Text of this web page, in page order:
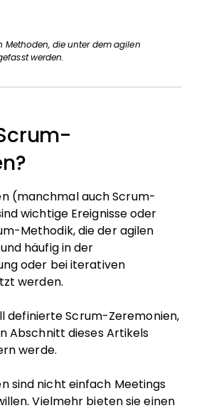
Methoden, die unter dem agilen
werden.
(manchmal auch Scrum-
wichtige Ereignisse oder
Methodik, die der agilen
häufig in der
oder bei iterativen
werden.
definierte Scrum-Zeremonien,
Abschnitt dieses Artikels
werde.
sind nicht einfach Meetings
Vielmehr bieten sie einen